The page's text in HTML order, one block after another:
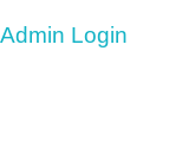
Admin Login